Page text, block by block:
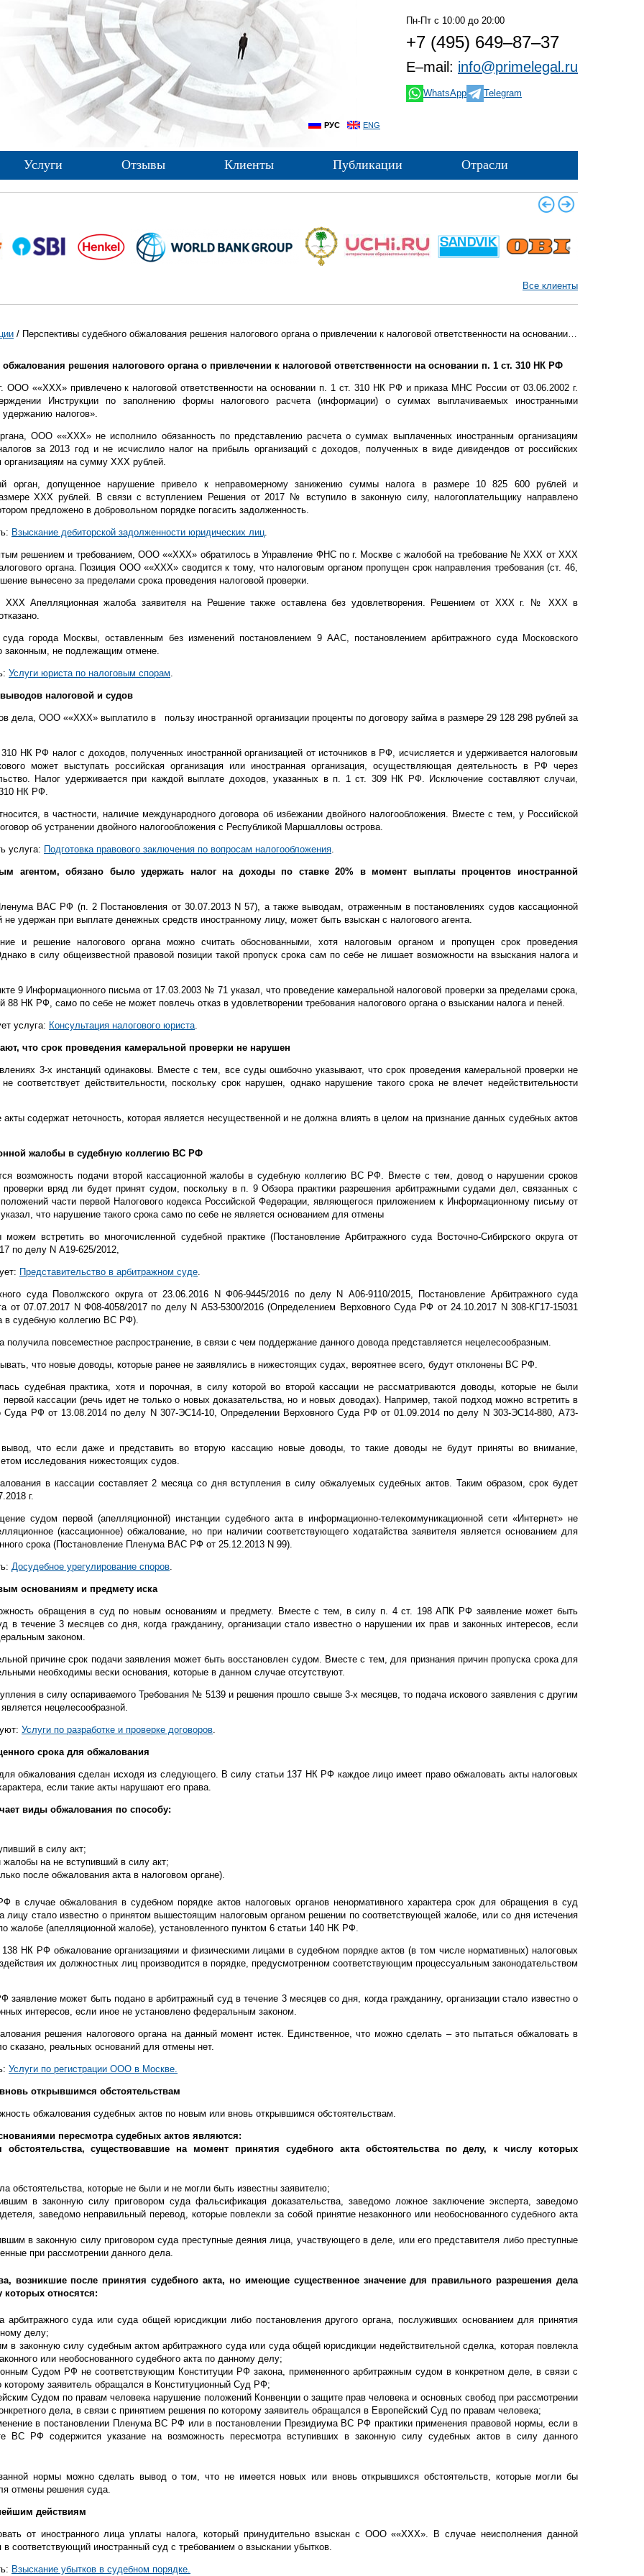
РУС ENG
Пн-Пт с 10:00 до 20:00
+7 (495) 649–87–37
E–mail: info@primelegal.ru
WhatsApp Telegram
Услуги Отзывы Клиенты Публикации Отрасли
Контакты
Все клиенты
/ Перспективы судебного обжалования решения налогового органа о привлечении к налоговой ответственности на основании п. 1 ст. 310 НК РФ
решения налогового органа о привлечении к налоговой ответственности на основании п. 1 ст. 310 НК РФ
ООО ««ХХХ» привлечено к налоговой ответственности на основании п. 1 ст. 310 НК РФ и приказа МНС России от 03.06.2002 г.
Инструкции по заполнению формы налогового расчета (информации) о суммах выплачиваемых иностранными
налогов».
ООО ««ХХХ» не исполнило обязанность по представлению расчета о суммах выплаченных иностранным организациям
за 2013 год и не исчислило налог на прибыль организаций с доходов, полученных в виде дивидендов от российских
организациям на сумму ХХХ рублей.
орган, допущенное нарушение привело к неправомерному занижению суммы налога в размере 10 825 600 рублей и
ХХХ рублей. В связи с вступлением Решения от 2017 № вступило в законную силу, налогоплательщику направлено
предложено в добровольном порядке погасить задолженность.
Взыскание дебиторской задолженности юридических лиц
решением и требованием, ООО ««ХХХ» обратилось в Управление ФНС по г. Москве с жалобой на требование № ХХХ от ХХХ
органа. Позиция ООО ««ХХХ» сводится к тому, что налоговым органом пропущен срок направления требования (ст. 46,
вынесено за пределами срока проведения налоговой проверки.
Апелляционная жалоба заявителя на Решение также оставлена без удовлетворения. Решением от ХХХ г. № ХХХ в
города Москвы, оставленным без изменений постановлением 9 ААС, постановлением арбитражного суда Московского
законным, не подлежащим отмене.
Услуги юриста по налоговым спорам
налоговой и судов
дела, ООО ««ХХХ» выплатило в пользу иностранной организации проценты по договору займа в размере 29 128 298 рублей за
НК РФ налог с доходов, полученных иностранной организацией от источников в РФ, исчисляется и удерживается налоговым
может выступать российская организация или иностранная организация, осуществляющая деятельность в РФ через
Налог удерживается при каждой выплате доходов, указанных в п. 1 ст. 309 НК РФ. Исключение составляют случаи,
НК РФ.
в частности, наличие международного договора об избежании двойного налогообложения. Вместе с тем, у Российской
об устранении двойного налогообложения с Республикой Маршалловы острова.
услуга: Подготовка правового заключения по вопросам налогообложения
агентом, обязано было удержать налог на доходы по ставке 20% в момент выплаты процентов иностранной
ВАС РФ (п. 2 Постановления от 30.07.2013 N 57), а также выводам, отраженным в постановлениях судов кассационной
не удержан при выплате денежных средств иностранному лицу, может быть взыскан с налогового агента.
и решение налогового органа можно считать обоснованными, хотя налоговым органом и пропущен срок проведения
в силу общеизвестной правовой позиции такой пропуск срока сам по себе не лишает возможности на взыскания налога и
9 Информационного письма от 17.03.2003 № 71 указал, что проведение камеральной налоговой проверки за пределами срока,
88 НК РФ, само по себе не может повлечь отказ в удовлетворении требования налогового органа о взыскании налога и пеней.
услуга: Консультация налогового юриста
что срок проведения камеральной проверки не нарушен
3-х инстанций одинаковы. Вместе с тем, все суды ошибочно указывают, что срок проведения камеральной проверки не
соответствует действительности, поскольку срок нарушен, однако нарушение такого срока не влечет недействительности
содержат неточность, которая является несущественной и не должна влиять в целом на признание данных судебных актов
жалобы в судебную коллегию ВС РФ
возможность подачи второй кассационной жалобы в судебную коллегию ВС РФ. Вместе с тем, довод о нарушении сроков
проверки вряд ли будет принят судом, поскольку в п. 9 Обзора практики разрешения арбитражными судами дел, связанных с
части первой Налогового кодекса Российской Федерации, являющегося приложением к Информационному письму от
что нарушение такого срока само по себе не является основанием для отмены
встретить во многочисленной судебной практике (Постановление Арбитражного суда Восточно-Сибирского округа от
по делу N А19-625/2012,
Представительство в арбитражном суде
суда Поволжского округа от 23.06.2016 N Ф06-9445/2016 по делу N А06-9110/2015, Постановление Арбитражного суда
от 07.07.2017 N Ф08-4058/2017 по делу N А53-5300/2016 (Определением Верховного Суда РФ от 24.10.2017 N 308-КГ17-15031
в судебную коллегию ВС РФ).
получила повсеместное распространение, в связи с чем поддержание данного довода представляется нецелесообразным.
что новые доводы, которые ранее не заявлялись в нижестоящих судах, вероятнее всего, будут отклонены ВС РФ.
судебная практика, хотя и порочная, в силу которой во второй кассации не рассматриваются доводы, которые не были
кассации (речь идет не только о новых доказательства, но и новых доводах). Например, такой подход можно встретить в
Суда РФ от 13.08.2014 по делу N 307-ЭС14-10, Определении Верховного Суда РФ от 01.09.2014 по делу N 303-ЭС14-880, А73-
что если даже и представить во вторую кассацию новые доводы, то такие доводы не будут приняты во внимание,
исследования нижестоящих судов.
в кассации составляет 2 месяца со дня вступления в силу обжалуемых судебных актов. Таким образом, срок будет
г.
судом первой (апелляционной) инстанции судебного акта в информационно-телекоммуникационной сети «Интернет» не
(кассационное) обжалование, но при наличии соответствующего ходатайства заявителя является основанием для
срока (Постановление Пленума ВАС РФ от 25.12.2013 N 99).
Досудебное урегулирование споров
основаниям и предмету иска
обращения в суд по новым основаниям и предмету. Вместе с тем, в силу п. 4 ст. 198 АПК РФ заявление может быть
в течение 3 месяцев со дня, когда гражданину, организации стало известно о нарушении их прав и законных интересов, если
законом.
причине срок подачи заявления может быть восстановлен судом. Вместе с тем, для признания причин пропуска срока для
необходимы вески основания, которые в данном случае отсутствуют.
в силу оспариваемого Требования № 5139 и решения прошло свыше 3-х месяцев, то подача искового заявления с другим
нецелесообразной.
Услуги по разработке и проверке договоров
срока для обжалования
обжалования сделан исходя из следующего. В силу статьи 137 НК РФ каждое лицо имеет право обжаловать акты налоговых
если такие акты нарушают его права.
виды обжалования по способу:
в силу акт;
на не вступивший в силу акт;
после обжалования акта в налоговом органе).
случае обжалования в судебном порядке актов налоговых органов ненормативного характера срок для обращения в суд
лицу стало известно о принятом вышестоящим налоговым органом решении по соответствующей жалобе, или со дня истечения
жалобе (апелляционной жалобе), установленного пунктом 6 статьи 140 НК РФ.
138 НК РФ обжалование организациями и физическими лицами в судебном порядке актов (в том числе нормативных) налоговых
их должностных лиц производится в порядке, предусмотренном соответствующим процессуальным законодательством
может быть подано в арбитражный суд в течение 3 месяцев со дня, когда гражданину, организации стало известно о
интересов, если иное не установлено федеральным законом.
решения налогового органа на данный момент истек. Единственное, что можно сделать – это пытаться обжаловать в
сказано, реальных оснований для отмены нет.
Услуги по регистрации ООО в Москве.
открывшимся обстоятельствам
обжалования судебных актов по новым или вновь открывшимся обстоятельствам.
пересмотра судебных актов являются:
существовавшие на момент принятия судебного акта обстоятельства по делу, к числу которых
обстоятельства, которые не были и не могли быть известны заявителю;
в законную силу приговором суда фальсификация доказательства, заведомо ложное заключение эксперта, заведомо
заведомо неправильный перевод, которые повлекли за собой принятие незаконного или необоснованного судебного акта
в законную силу приговором суда преступные деяния лица, участвующего в деле, или его представителя либо преступные
при рассмотрении данного дела.
возникшие после принятия судебного акта, но имеющие существенное значение для правильного разрешения дела
которых относятся:
арбитражного суда или суда общей юрисдикции либо постановления другого органа, послуживших основанием для принятия
делу;
в законную силу судебным актом арбитражного суда или суда общей юрисдикции недействительной сделка, которая повлекла
или необоснованного судебного акта по данному делу;
Судом РФ не соответствующим Конституции РФ закона, примененного арбитражным судом в конкретном деле, в связи с
которому заявитель обращался в Конституционный Суд РФ;
Судом по правам человека нарушение положений Конвенции о защите прав человека и основных свобод при рассмотрении
дела, в связи с принятием решения по которому заявитель обращался в Европейский Суд по правам человека;
в постановлении Пленума ВС РФ или в постановлении Президиума ВС РФ практики применения правовой нормы, если в
ВС РФ содержится указание на возможность пересмотра вступивших в законную силу судебных актов в силу данного
нормы можно сделать вывод о том, что не имеется новых или вновь открывшихся обстоятельств, которые могли бы
отмены решения суда.
действиям
от иностранного лица уплаты налога, который принудительно взыскан с ООО ««ХХХ». В случае неисполнения данной
в соответствующий иностранный суд с требованием о взыскании убытков.
Взыскание убытков в судебном порядке.